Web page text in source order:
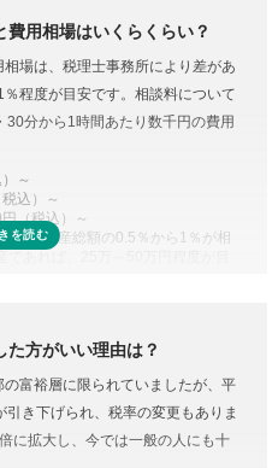
価をする必要があります。また、
、取り直しや多く取りすぎなどの
額は、1億6,000万円と配偶者の法
きい金額までは相続税がかからな
書、生命保険・財産・債務の明細書
ります。もちろん、相続人自身で
非上場株式などは財産の評価が難
士に依頼するのが一般的です。
用相場はいくらくらい？
場は、税理士事務所により差があ
程度が目安です。相談料について
分から1時間あたり数千円の費用
～
込）～
（税込）～
あり遺産総額の0.5％から1％が相
めだけに、相続税に関する調べも
やすことを考えてみると、税金の
ストに見合うものだと納得がいく
用を複数の専門家にまとめて依頼
方がいい理由は？
富裕層に限られていましたが、平
き下げられ、税率の変更もありま
に拡大し、今では一般の人にも十